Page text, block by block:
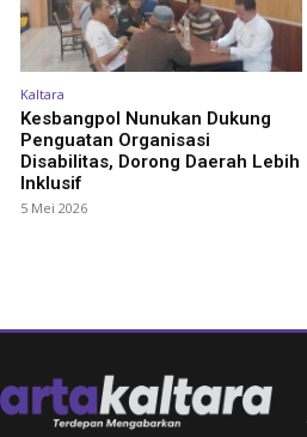
Kaltara
Kesbangpol Nunukan Dukung
Penguatan Organisasi
Disabilitas, Dorong Daerah Lebih
Inklusif
5 Mei 2026